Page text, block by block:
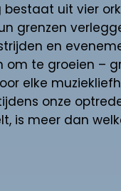
bestaat uit vier
grenzen
en
om te groeien –
elke
onze
is meer dan